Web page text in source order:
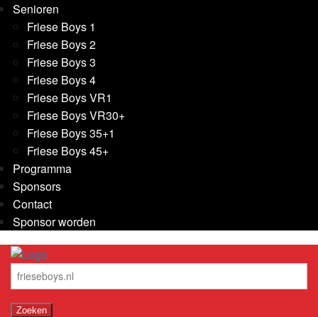
Senioren
Friese Boys 1
Friese Boys 2
Friese Boys 3
Friese Boys 4
Friese Boys VR1
Friese Boys VR30+
Friese Boys 35+1
Friese Boys 45+
Programma
Sponsors
Contact
Sponsor worden